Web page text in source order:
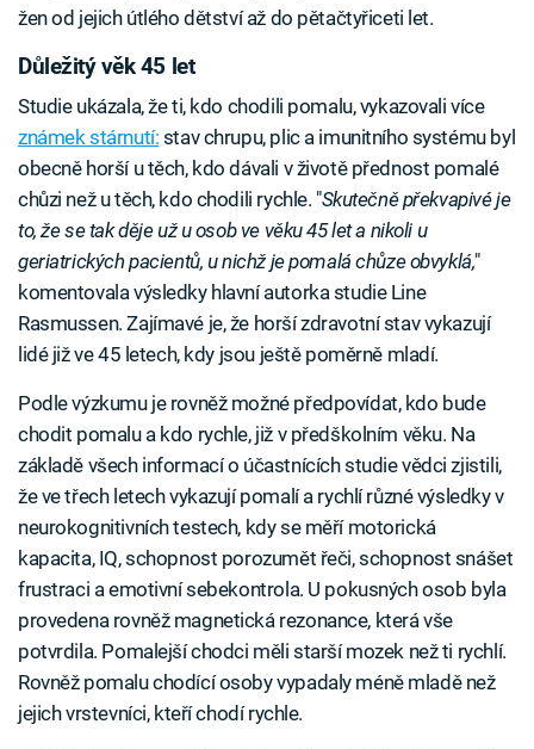
žen od jejich útlého dětství až do pětačtyřiceti let.
Důležitý věk 45 let
Studie ukázala, že ti, kdo chodili pomalu, vykazovali více
známek stárnutí: stav chrupu, plic a imunitního systému byl
obecně horší u těch, kdo dávali v životě přednost pomalé
chůzi než u těch, kdo chodili rychle. "Skutečně překvapivé je
to, že se tak děje už u osob ve věku 45 let a nikoli u
geriatrických pacientů, u nichž je pomalá chůze obvyklá,"
komentovala výsledky hlavní autorka studie Line
Rasmussen. Zajímavé je, že horší zdravotní stav vykazují
lidé již ve 45 letech, kdy jsou ještě poměrně mladí.
Podle výzkumu je rovněž možné předpovídat, kdo bude
chodit pomalu a kdo rychle, již v předškolním věku. Na
základě všech informací o účastnících studie vědci zjistili,
že ve třech letech vykazují pomalí a rychlí různé výsledky v
neurokognitivních testech, kdy se měří motorická
kapacita, IQ, schopnost porozumět řeči, schopnost snášet
frustraci a emotivní sebekontrola. U pokusných osob byla
provedena rovněž magnetická rezonance, která vše
potvrdila. Pomalejší chodci měli starší mozek než ti rychlí.
Rovněž pomalu chodící osoby vypadaly méně mladě než
jejich vrstevníci, kteří chodí rychle.